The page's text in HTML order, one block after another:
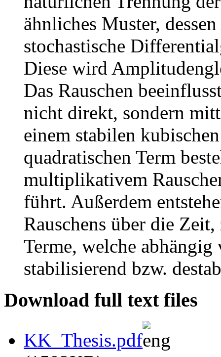
ähnliches Muster,
stochastische
Diese wird
Das Rauschen
nicht direkt, sondern
einem stabilen
quadratischen Term
multiplikativem
führt. Außerdem
Rauschens über die
Terme, welche abhängig
stabilisierend bzw.
Download full text files
KK_Thesis.pdf